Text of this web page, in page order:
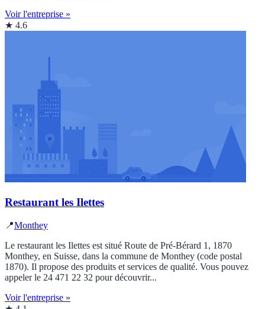
Voir l'entreprise »
★ 4.6
Restaurant les Ilettes
📍Monthey
Le restaurant les Ilettes est situé Route de Pré-Bérard 1, 1870
Monthey, en Suisse, dans la commune de Monthey (code postal
1870). Il propose des produits et services de qualité. Vous pouvez
appeler le 24 471 22 32 pour découvrir...
Voir l'entreprise »